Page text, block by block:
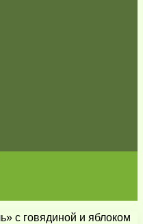
с говядиной и яблоком